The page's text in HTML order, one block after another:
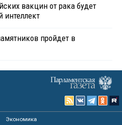
вакцин от рака будет
интеллект
пройдет в
Экономика